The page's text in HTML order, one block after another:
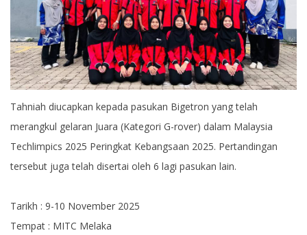
Tahniah diucapkan kepada pasukan Bigetron yang telah
merangkul gelaran Juara (Kategori G-rover) dalam Malaysia
Techlimpics 2025 Peringkat Kebangsaan 2025. Pertandingan
tersebut juga telah disertai oleh 6 lagi pasukan lain.
Tarikh : 9-10 November 2025
Tempat : MITC Melaka